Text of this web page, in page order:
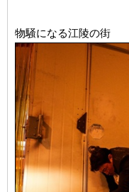
物騒になる江陵の街